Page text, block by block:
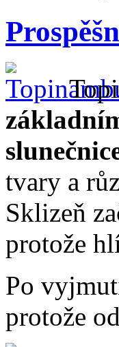
tvary a
Sklizeň
protože
Po
protože